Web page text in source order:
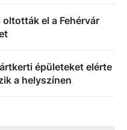
el a Fehérvár
épületeket elérte
a helyszínen